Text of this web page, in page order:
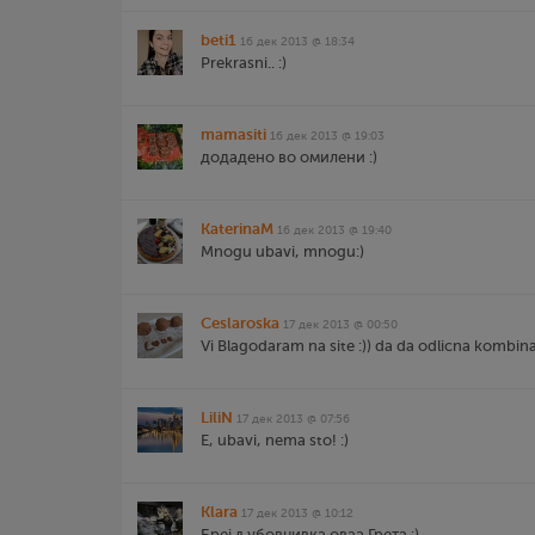
beti1 16 дек 2013 @ 18:34
Prekrasni.. :)
mamasiti 16 дек 2013 @ 19:03
додадено во омилени :)
KaterinaM 16 дек 2013 @ 19:40
Mnogu ubavi, mnogu:)
Ceslaroska 17 дек 2013 @ 00:50
Vi Blagodaram na site :)) da da odlicna
LiliN 17 дек 2013 @ 07:56
E, ubavi, nema sto! :)
Klara 17 дек 2013 @ 10:12